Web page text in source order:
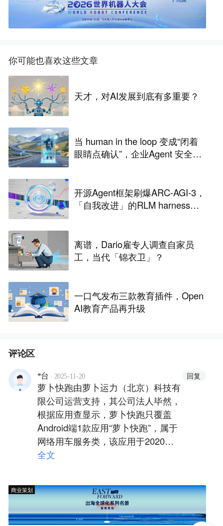
你可能也喜欢这些文章
天才，对AI发展到底有多重要？
当 human in the loop 变成“闭着
眼睛点确认”，企业Agent 安全还
开源Agent框架刷爆ARC-AGI-3，
「自我改进」的RLM harness引
离谱，Dario雇专人调查自家员
工，当代「锦衣卫」？
一口气发布三款教育插件，Open
AI教育产品再升级
评论区
*台 · 2025-11-20 回复
萝卜快跑由萝卜运力（北京）科技有
限公司运营支持，其公司法人毕然，
根据应用查显示，萝卜快跑只覆盖
Android端1款应用“萝卜快跑”，属于
网络用车服务类，该应用于2020年
上线，至今运营时长5年，较同行布
的综合竞争力迅速崛起。其用户增长
速度（91.07%）远超行业均值
（51.25%），且竞争力指数达到
全文
商业策划